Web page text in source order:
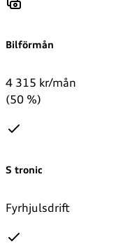
Bilförmån
4 315 kr/mån
(50 %)
S tronic
Fyrhjulsdrift